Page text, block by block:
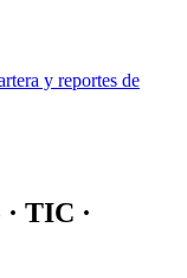
y reportes de
TIC ·